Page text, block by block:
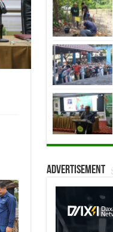
Advertisement